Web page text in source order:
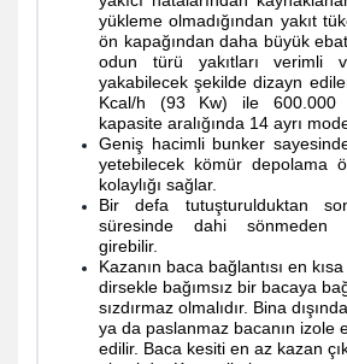
yükleme olmadığından yakıt
ön kapağından daha büyük
odun türü yakıtları verimli
yakabilecek şekilde dizayn
Kcal/h (93 Kw) ile 600.000
kapasite aralığında 14 ayrı
Geniş hacimli bunker
yetebilecek kömür depolama
kolaylığı sağlar.
Bir defa tutuşturulduktan
süresinde dahi sönmeden
girebilir.
Kazanın baca bağlantısı en
dirsekle bağımsız bir bacaya
sızdırmaz olmalıdır. Bina
ya da paslanmaz bacanın izole
edilir. Baca kesiti en az kazan